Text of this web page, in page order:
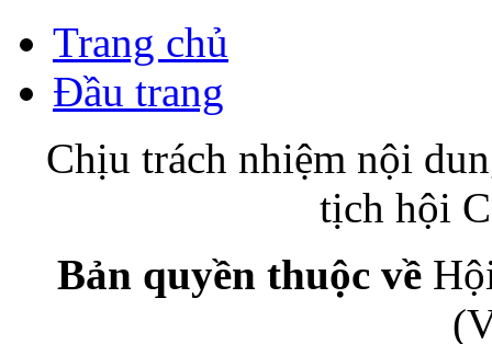
Trang chủ
Đầu trang
Chịu trách nhiệm nội
tịch hội
Bản quyền thuộc về